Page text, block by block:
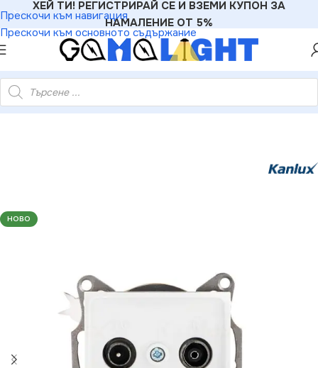
Прескочи към навигация
Прескочи към основното съдържание
ХЕЙ ТИ! РЕГИСТРИРАЙ СЕ И ВЗЕМИ КУПОН ЗА
НАМАЛЕНИЕ ОТ 5%
»Розетки»Kanlux 24745 Междинно гнездо R-TV DOMO
НОВО